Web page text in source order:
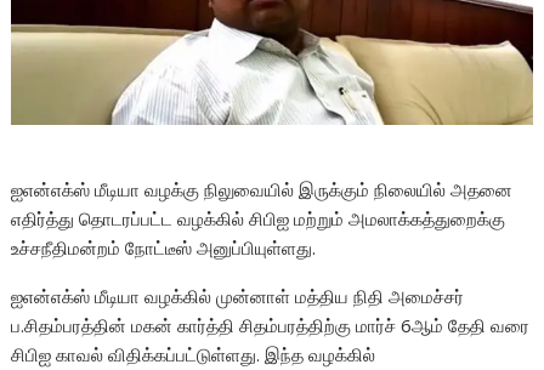
ஐஎன்எக்ஸ் மீடியா வழக்கு நிலுவையில் இருக்கும் நிலையில் அதனை
எதிர்த்து தொடரப்பட்ட வழக்கில் சிபிஐ மற்றும் அமலாக்கத்துறைக்கு
உச்சநீதிமன்றம் நோட்டீஸ் அனுப்பியுள்ளது.
ஐஎன்எக்ஸ் மீடியா வழக்கில் முன்னாள் மத்திய நிதி அமைச்சர்
ப.சிதம்பரத்தின் மகன் கார்த்தி சிதம்பரத்திற்கு மார்ச் 6ஆம் தேதி வரை
சிபிஐ காவல் விதிக்கப்பட்டுள்ளது. இந்த வழக்கில்